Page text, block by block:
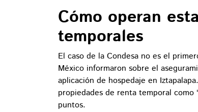
Cómo operan
temporales
El caso de la Condesa no es el
México informaron sobre el
aplicación de hospedaje en
propiedades de renta temporal como
puntos.